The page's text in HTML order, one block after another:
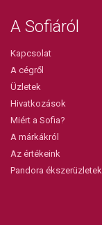
A Sofiáról
Kapcsolat
A cégről
Üzletek
Hivatkozások
Miért a Sofia?
A márkákról
Az értékeink
Pandora ékszerüzletek